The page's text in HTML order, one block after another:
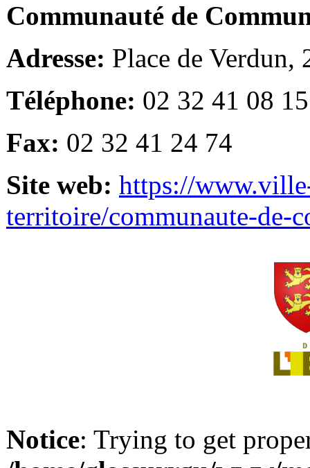
Communauté de
Adresse: Place de Verdun,
Téléphone: 02 32 41 08 15
Fax: 02 32 41 24 74
Site web: https://
territoire/communaute-de-
Notice: Trying to get